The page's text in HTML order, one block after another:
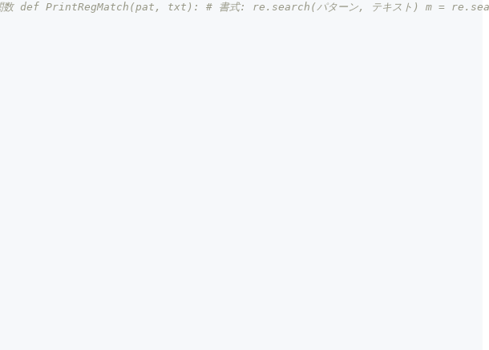
用の関数 def PrintRegMatch(pat, txt): # 書式: re.search(パターン, テキスト